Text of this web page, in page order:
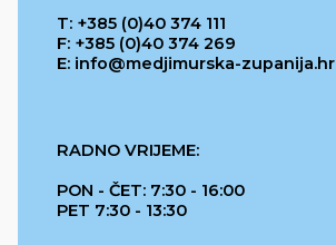
T: +385 (0)40 374 111
F: +385 (0)40 374 269
E: info@medjimurska-zupanija.hr
RADNO VRIJEME:
PON - ČET: 7:30 - 16:00
PET 7:30 - 13:30